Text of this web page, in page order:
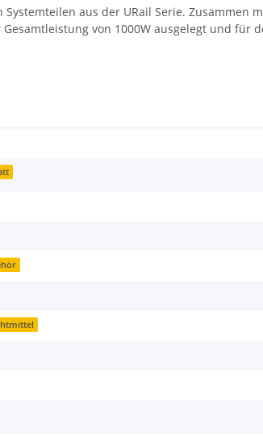
aus der URail Serie. Zusammen
von 1000W ausgelegt und für